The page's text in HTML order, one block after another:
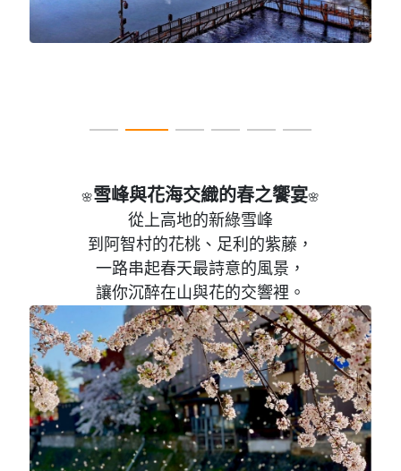
🌸雪峰與花海交織的春之饗宴🌸
從上高地的新綠雪峰
到阿智村的花桃、足利的紫藤，
一路串起春天最詩意的風景，
讓你沉醉在山與花的交響裡。